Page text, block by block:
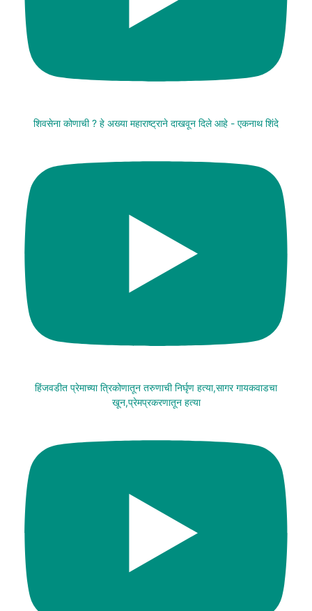
शिवसेना कोणाची ? हे अख्या महाराष्ट्राने दाखवून दिले आहे - एकनाथ शिंदे
हिंजवडीत प्रेमाच्या त्रिकोणातून तरुणाची निर्घृण हत्या,सागर गायकवाडचा
खून,प्रेमप्रकरणातून हत्या